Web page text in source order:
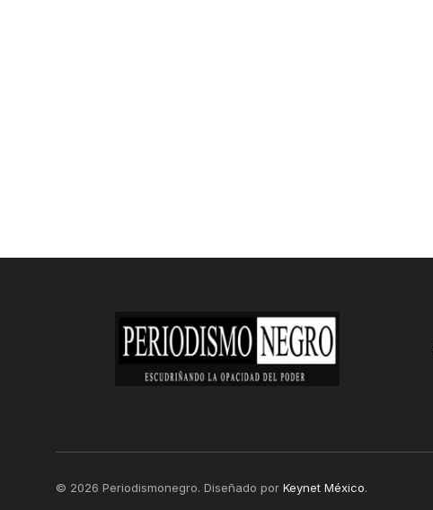
© 2026 Periodismonegro. Diseñado por Keynet México.